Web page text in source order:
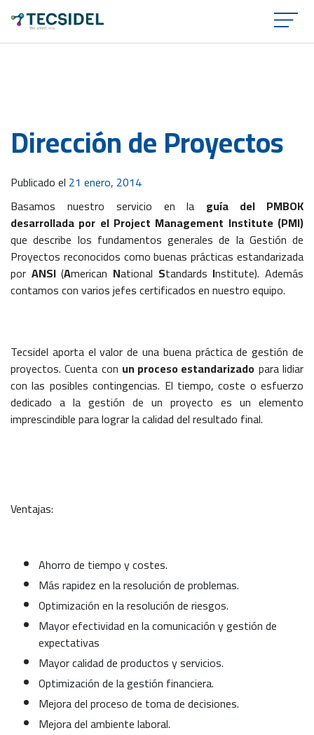
×
Dirección de Proyectos
Publicado el 21 enero, 2014
Basamos nuestro servicio en la guía del PMBOK
desarrollada por el Project Management Institute (PMI)
que describe los fundamentos generales de la Gestión de
Proyectos reconocidos como buenas prácticas estandarizada
por ANSI(American National Standards Institute). Además
contamos con varios jefes certificados en nuestro equipo.
Tecsidel aporta el valor de una buena práctica de gestión de
proyectos. Cuenta con un proceso estandarizado para lidiar
con las posibles contingencias. El tiempo, coste o esfuerzo
dedicado a la gestión de un proyecto es un elemento
imprescindible para lograr la calidad del resultado final.
Ventajas:
Ahorro de tiempo y costes.
Más rapidez en la resolución de problemas.
Optimización en la resolución de riesgos.
Mayor efectividad en la comunicación y gestión de
expectativas
Mayor calidad de productos y servicios.
Optimización de la gestión financiera.
Mejora del proceso de toma de decisiones.
Mejora del ambiente laboral.